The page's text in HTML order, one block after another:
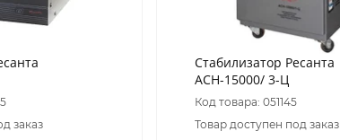
заказ
Стабилизатор Ресанта
АСН-15000/ 3-Ц
Код товара: 051145
Товар доступен под заказ